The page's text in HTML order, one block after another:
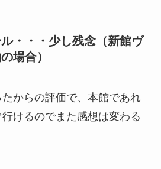
・・・少し残念（新館ヴ
場合）
からの評価で、本館であれ
けるのでまた感想は変わる